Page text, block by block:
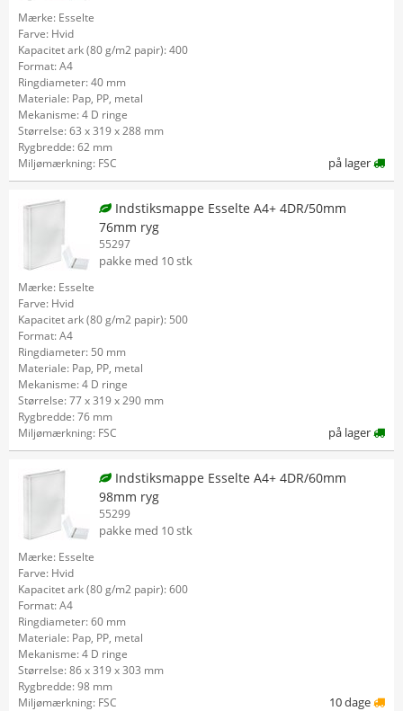
Mærke: Esselte
Farve: Hvid
Kapacitet ark (80 g/m2 papir): 400
Format: A4
Ringdiameter: 40 mm
Materiale: Pap, PP, metal
Mekanisme: 4 D ringe
Størrelse: 63 x 319 x 288 mm
Rygbredde: 62 mm
Miljømærkning: FSC
på lager
Indstiksmappe Esselte A4+ 4DR/50mm
76mm ryg
55297
pakke med 10 stk
Mærke: Esselte
Farve: Hvid
Kapacitet ark (80 g/m2 papir): 500
Format: A4
Ringdiameter: 50 mm
Materiale: Pap, PP, metal
Mekanisme: 4 D ringe
Størrelse: 77 x 319 x 290 mm
Rygbredde: 76 mm
Miljømærkning: FSC
på lager
Indstiksmappe Esselte A4+ 4DR/60mm
98mm ryg
55299
pakke med 10 stk
Mærke: Esselte
Farve: Hvid
Kapacitet ark (80 g/m2 papir): 600
Format: A4
Ringdiameter: 60 mm
Materiale: Pap, PP, metal
Mekanisme: 4 D ringe
Størrelse: 86 x 319 x 303 mm
Rygbredde: 98 mm
Miljømærkning: FSC
10 dage